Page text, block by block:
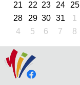
21
22 23 24 25
28
29 30 31 1
4
5 6 7 8